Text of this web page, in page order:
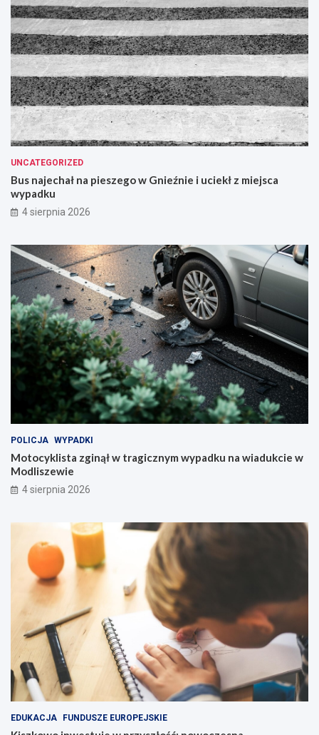
UNCATEGORIZED
Bus najechał na pieszego w Gnieźnie i uciekł z miejsca
wypadku
4 sierpnia 2026
POLICJA WYPADKI
Motocyklista zginął w tragicznym wypadku na wiadukcie w
Modliszewie
4 sierpnia 2026
EDUKACJA FUNDUSZE EUROPEJSKIE